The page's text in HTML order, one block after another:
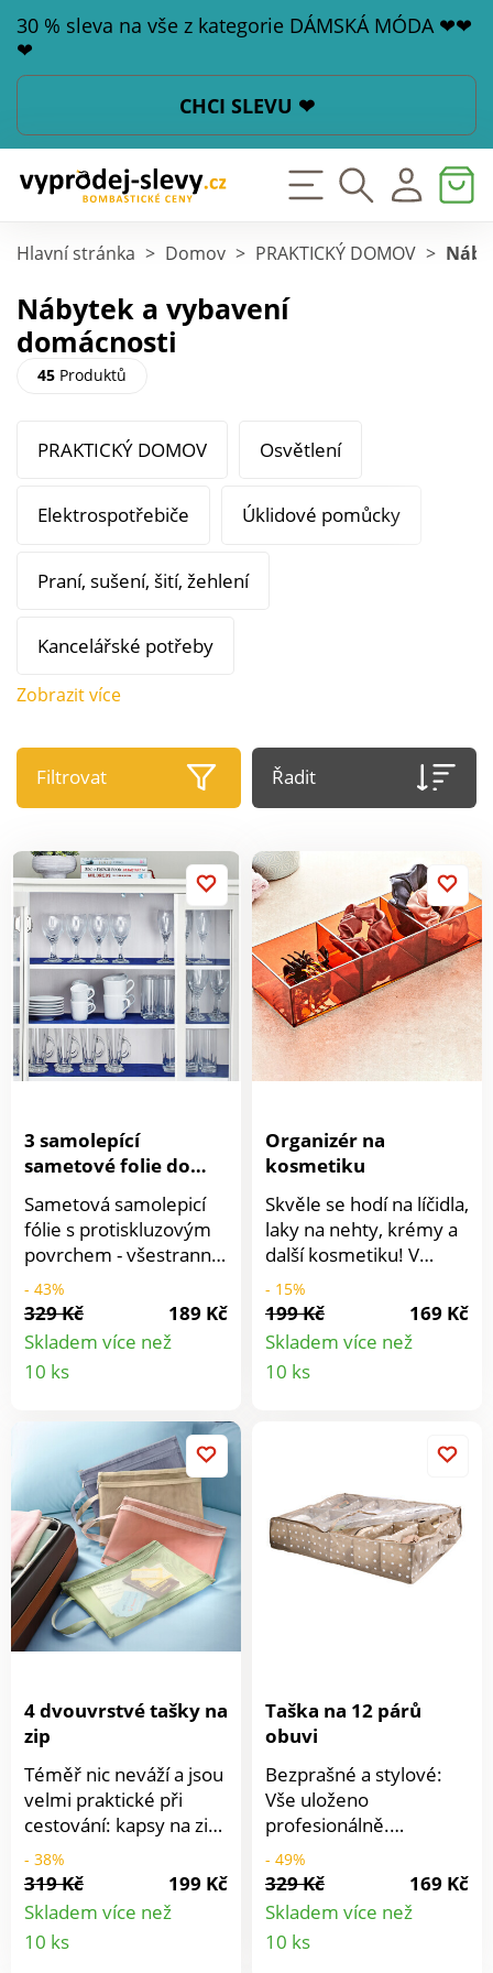
30 % sleva na vše z kategorie DÁMSKÁ MÓDA ❤❤
❤
CHCI SLEVU ❤
Hlavní stránka > Domov > PRAKTICKÝ DOMOV >
Nábytek a vybavení
domácnosti
45Produktů
PRAKTICKÝ DOMOV Osvětlení
Elektrospotřebiče Úklidové pomůcky
Praní, sušení, šití, žehlení
Kancelářské potřeby
Zobrazit více
Filtrovat Řadit
3 samolepící
sametové folie do
Sametová samolepicí
fólie s protiskluzovým
povrchem - všestranná
a snímatelná, lze
odstranit bez zanechání
zbytků. Praktický
podklad pro cennosti v
zásuvkách, přihrádkách
šperkovnicích. Také pro
výrobu nebo zdobení
krabiček. Univerzální.
Protiskluzový povrch.
Ideální pro pokládání,
fixaci, tvoření atd.. Lze
řezat na libovolnou
velikost. Samolepící.
- 43%
329 Kč
189 Kč
Skladem více než
10 ks
Organizér na
kosmetiku
Skvěle se hodí na líčidla,
laky na nehty, krémy a
další kosmetiku! V
tomto organizéru se 3
přihrádkami je vše
přehledně uspořádáno
a připraveno k použití.
Praktický také na
- 15%
199 Kč
169 Kč
Skladem více než
10 ks
4 dvouvrstvé tašky na
zip
Téměř nic neváží a jsou
velmi praktické při
cestování: kapsy na zip
z prodyšné síťoviny, do
kterých můžete uložit
důležité dokumenty,
hračky, kabely nebo
toaletní potřeby.
- 38%
319 Kč
199 Kč
Skladem více než
10 ks
Taška na 12 párů
obuvi
Bezprašné a stylové:
Vše uloženo
profesionálně.
Elegantní řešení pro
uložení obuvi. Obuv je
třeba chránit před
prachem a plísní:
úložné tašky ve
- 49%
329 Kč
169 Kč
Skladem více než
10 ks